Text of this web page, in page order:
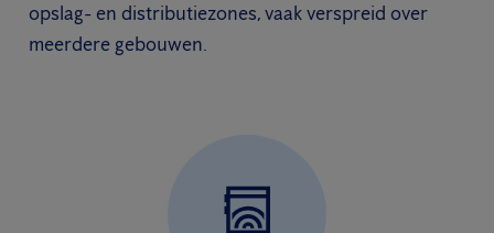
opslag- en distributiezones, vaak verspreid over
meerdere gebouwen.